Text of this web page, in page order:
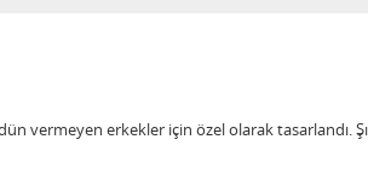
vermeyen erkekler için özel olarak tasarlandı.